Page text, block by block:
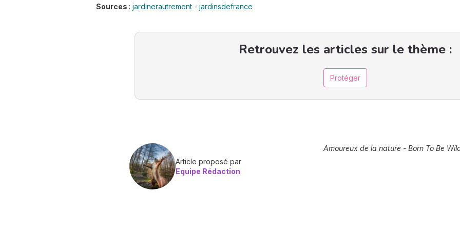
Sources : jardinerautrement - jardinsdefrance
Retrouvez les articles sur le thème :
Protéger
Article proposé par
Equipe Rédaction
Amoureux de la nature - Born To Be